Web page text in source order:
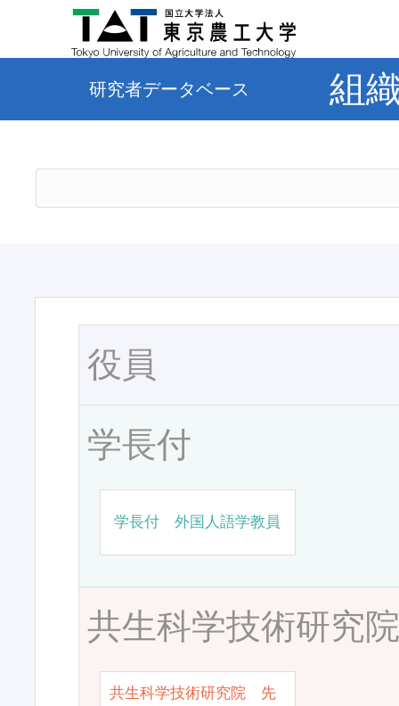
研究者データベース 組
役員
学長付
学長付 外国人語学教員
共生科学技術研究
共生科学技術研究院 先